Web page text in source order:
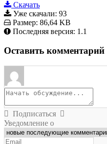
Скачать
Уже скачали: 93
Размер: 86,64 KB
Последняя версия: 1.1
Оставить комментарий
Подписаться
Уведомление о